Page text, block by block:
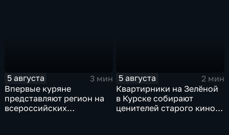
5 августа
3 мин
Впервые куряне
представляют регион на
всероссийских
5 августа
2 мин
Квартирники на Зелёной
в Курске собирают
ценителей старого кино